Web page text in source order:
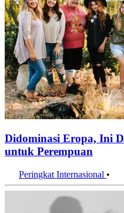
Didominasi Eropa, Ini
untuk Perempuan
Peringkat Internasional •